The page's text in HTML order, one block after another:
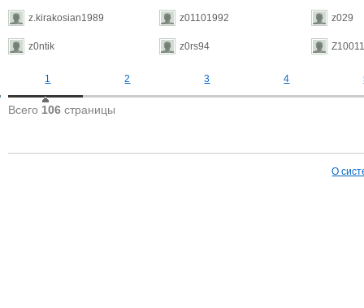
z.kirakosian1989 z01101992 z029
z0ntik z0rs94
1 2 3 4
Всего 106 страницы
О